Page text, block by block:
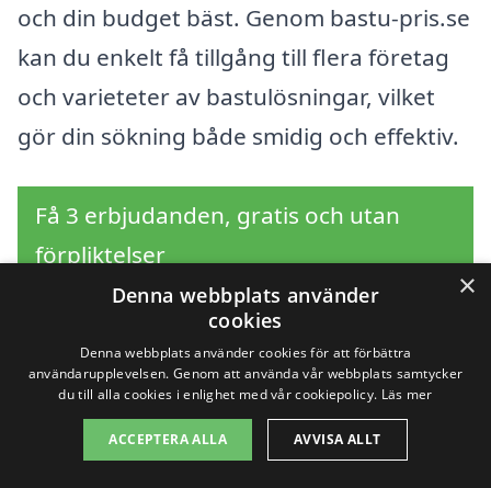
och din budget bäst. Genom bastu-pris.se
kan du enkelt få tillgång till flera företag
och varieteter av bastulösningar, vilket
gör din sökning både smidig och effektiv.
Få 3 erbjudanden, gratis och utan
förpliktelser
Sök efter en
professionell för bastu i
×
Denna webbplats använder
cookies
Denna webbplats använder cookies för att förbättra
användarupplevelsen. Genom att använda vår webbplats samtycker
du till alla cookies i enlighet med vår cookiepolicy. Läs mer
ACCEPTERA ALLA AVVISA ALLT